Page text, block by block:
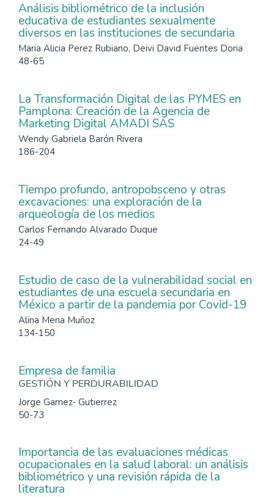
Análisis bibliométrico de la inclusión
educativa de estudiantes sexualmente
diversos en las instituciones de secundaria
Maria Alicia Perez Rubiano, Deivi David Fuentes Doria
48-65
La Transformación Digital de las PYMES en
Pamplona: Creación de la Agencia de
Marketing Digital AMADI SAS
Wendy Gabriela Barón Rivera
186-204
Tiempo profundo, antropobsceno y otras
excavaciones: una exploración de la
arqueología de los medios
Carlos Fernando Alvarado Duque
24-49
Estudio de caso de la vulnerabilidad social en
estudiantes de una escuela secundaria en
México a partir de la pandemia por Covid-19
Alina Mena Muñoz
134-150
Empresa de familia
GESTIÓN Y PERDURABILIDAD
Jorge Gamez- Gutierrez
50-73
Importancia de las evaluaciones médicas
ocupacionales en la salud laboral: un análisis
bibliométrico y una revisión rápida de la
literatura